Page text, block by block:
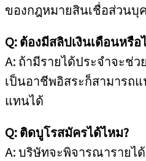
ของกฎหมายสินเชื่อส่วนบุ
Q: ต้องมีสลิปเงินเดือนหรือ
A: ถ้ามีรายได้ประจำจะช่
เป็นอาชีพอิสระก็สามารถ
แทนได้
Q: ติดบูโรสมัครได้ไหม?
A: บริษัทจะพิจารณารายไ